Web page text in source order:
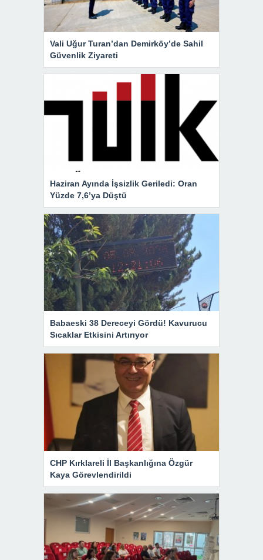
Vali Uğur Turan’dan Demirköy’de Sahil
Güvenlik Ziyareti
Haziran Ayında İşsizlik Geriledi: Oran
Yüzde 7,6’ya Düştü
Babaeski 38 Dereceyi Gördü! Kavurucu
Sıcaklar Etkisini Artırıyor
CHP Kırklareli İl Başkanlığına Özgür
Kaya Görevlendirildi